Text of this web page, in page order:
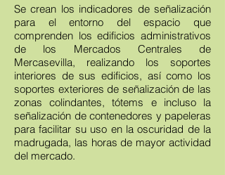
Se crean los indicadores de señalización
para el entorno del espacio que
comprenden los edificios administrativos
de los Mercados Centrales de
Mercasevilla, realizando los soportes
interiores de sus edificios, así como los
soportes exteriores de señalización de las
zonas colindantes, tótems e incluso la
señalización de contenedores y papeleras
para facilitar su uso en la oscuridad de la
madrugada, las horas de mayor actividad
del mercado.